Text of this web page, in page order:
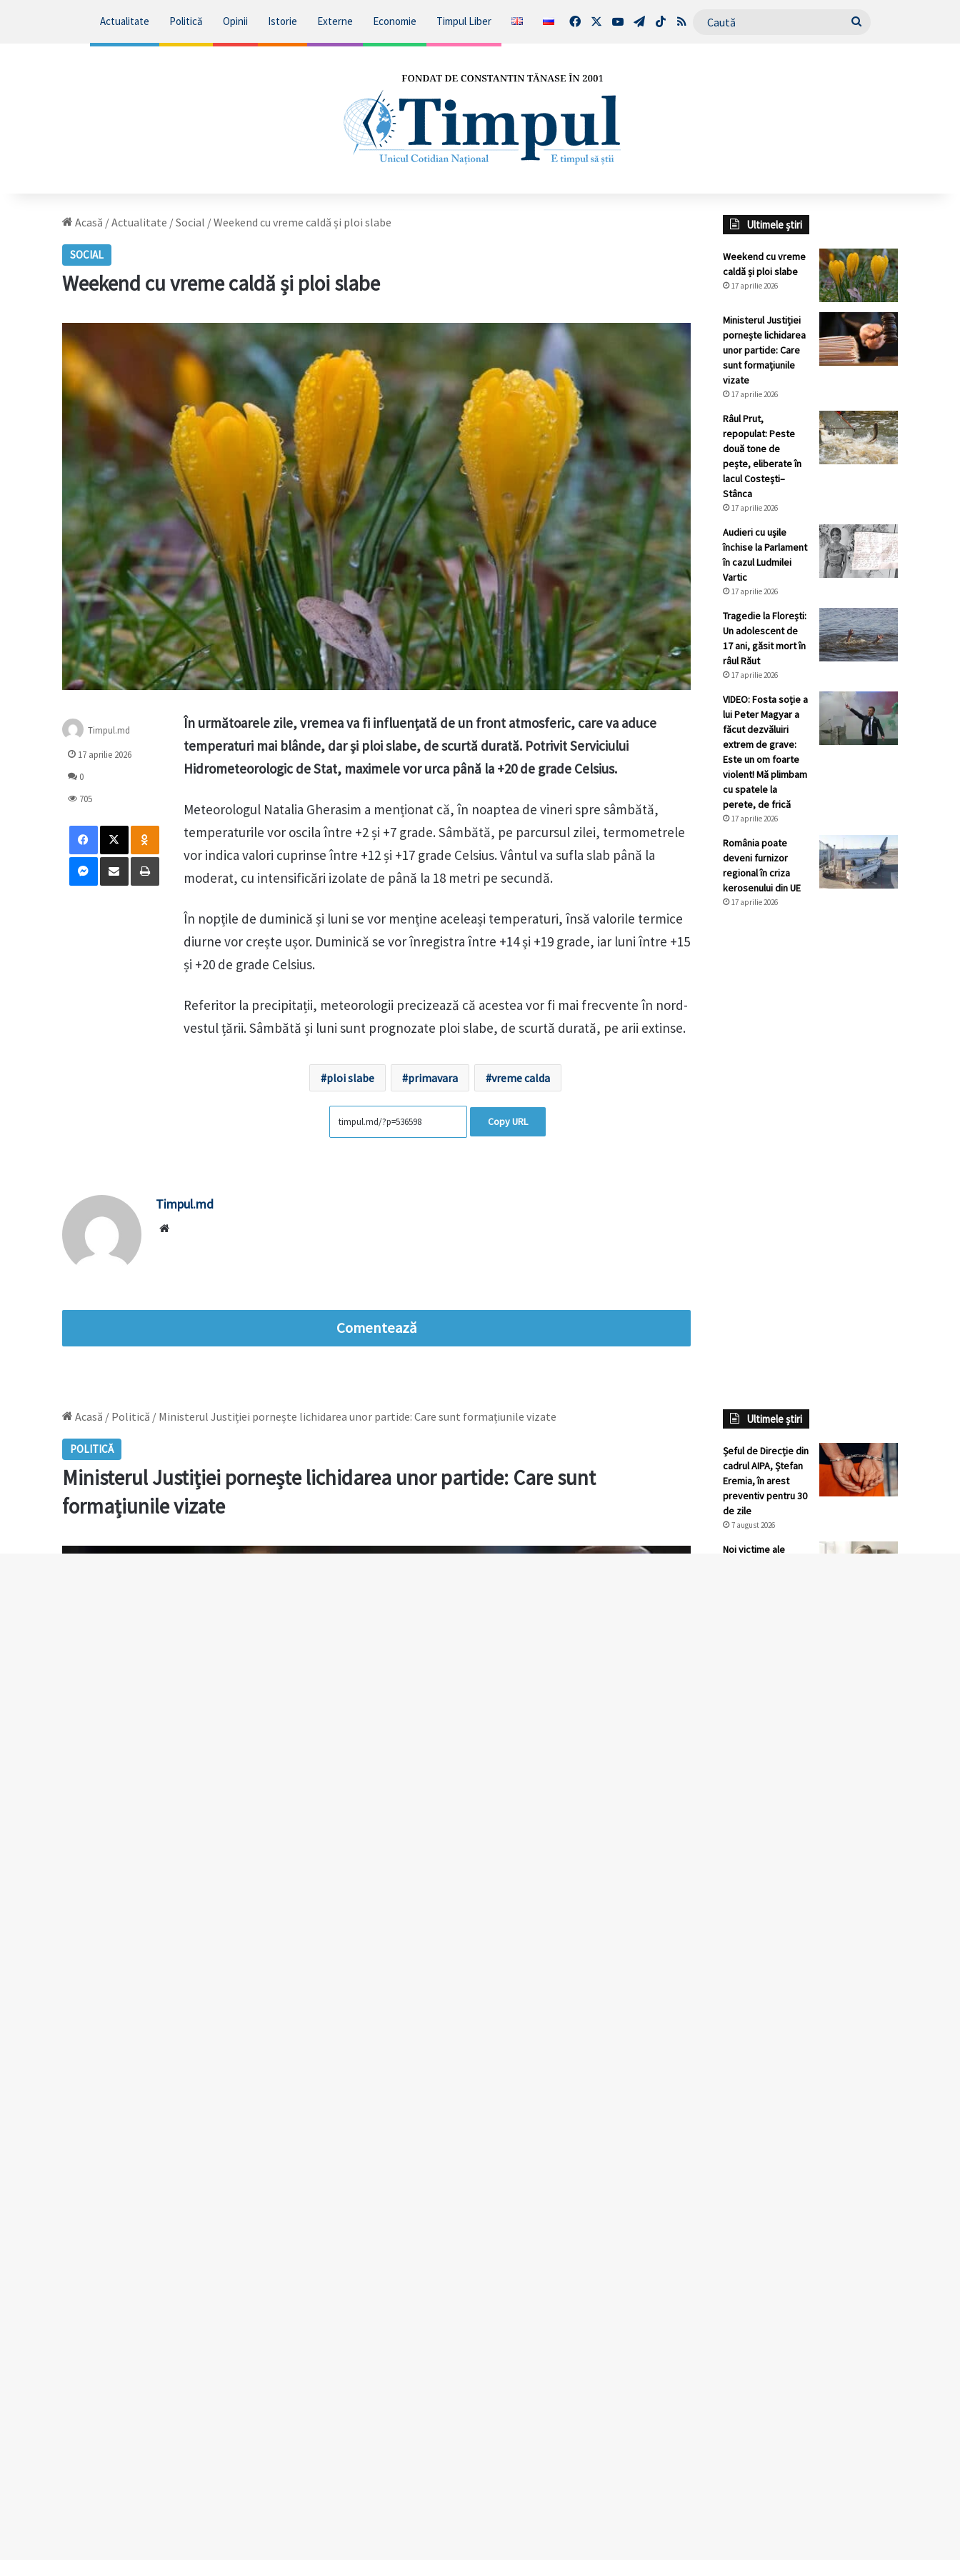
Actualitate Politică Opinii Istorie Externe Economie Timpul Liber FacebookYouTubeTelegram
TikTokRSS Caută
Acasă /Actualitate /Social /Weekend cu vreme caldă și ploi slabe
SOCIAL
Weekend cu vreme caldă și ploi slabe
În următoarele zile, vremea va fi influențată de un front atmosferic, care va aduce
temperaturi mai blânde, dar și ploi slabe, de scurtă durată. Potrivit Serviciului
Hidrometeorologic de Stat, maximele vor urca până la +20 de grade Celsius.
Meteorologul Natalia Gherasim a menționat că, în noaptea de vineri spre sâmbătă,
temperaturile vor oscila între +2 și +7 grade. Sâmbătă, pe parcursul zilei, termometrele
vor indica valori cuprinse între +12 și +17 grade Celsius. Vântul va sufla slab până la
moderat, cu intensificări izolate de până la 18 metri pe secundă.
În nopțile de duminică și luni se vor menține aceleași temperaturi, însă valorile termice
diurne vor crește ușor. Duminică se vor înregistra între +14 și +19 grade, iar luni între +15
și +20 de grade Celsius.
Referitor la precipitații, meteorologii precizează că acestea vor fi mai frecvente în nord-
vestul țării. Sâmbătă și luni sunt prognozate ploi slabe, de scurtă durată, pe arii extinse.
ploi slabe primavara vreme calda
Copy URL
Timpul.md
17 aprilie 2026
0
705
Facebook
X Odnoklassniki
Messenger
Distribuie prin mail Tipărește
Timpul.md
Comentează
Ultimele știri
Weekend cu vreme
caldă și ploi slabe
17 aprilie 2026
Ministerul Justiției
pornește lichidarea
unor partide: Care
sunt formațiunile
vizate
17 aprilie 2026
Râul Prut,
repopulat: Peste
două tone de
pește, eliberate în
lacul Costești–
Stânca
17 aprilie 2026
Audieri cu ușile
închise la Parlament
în cazul Ludmilei
Vartic
17 aprilie 2026
Tragedie la Florești:
Un adolescent de
17 ani, găsit mort în
râul Răut
17 aprilie 2026
VIDEO: Fosta soție a
lui Peter Magyar a
făcut dezvăluiri
extrem de grave:
Este un om foarte
violent! Mă plimbam
cu spatele la
perete, de frică
17 aprilie 2026
România poate
deveni furnizor
regional în criza
kerosenului din UE
17 aprilie 2026